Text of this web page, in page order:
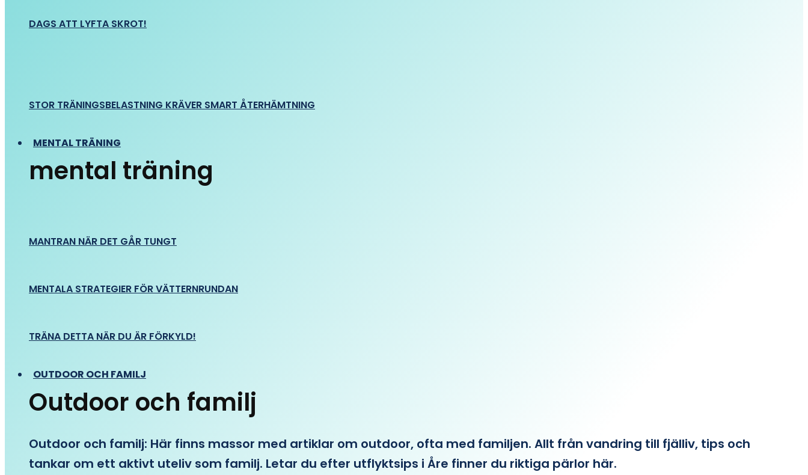
DAGS ATT LYFTA SKROT!
STOR TRÄNINGSBELASTNING KRÄVER SMART ÅTERHÄMTNING
MENTAL TRÄNING
mental träning
MANTRAN NÄR DET GÅR TUNGT
MENTALA STRATEGIER FÖR VÄTTERNRUNDAN
TRÄNA DETTA NÄR DU ÄR FÖRKYLD!
OUTDOOR OCH FAMILJ
Outdoor och familj
Outdoor och familj: Här finns massor med artiklar om outdoor, ofta med familjen. Allt från vandring till fjälliv, tips och
tankar om ett aktivt uteliv som familj. Letar du efter utflyktsips i Åre finner du riktiga pärlor här.